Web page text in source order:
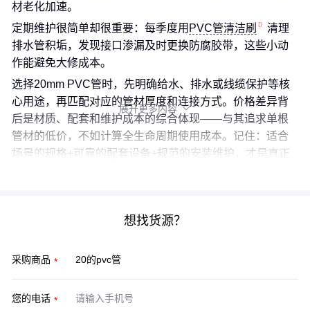
材老化加速。
定期维护很简单却很重要：每季度用 PVC管清洁刷
清理
排水管积垢，发现接口渗漏及时更换防腐胶带，这些小动
作能避免大修成本。
选择20mm PVC管时，先明确给水、排水或线缆保护等核
心用途，再匹配对应的管材厚度和连接方式。价格差异背
后是材质、配套和维护成本的综合体现——与其追求单根
管材的低价，不如计算全生命周期使用成本。记住：适合
场景的规格+可靠的配套设备+规范的安装维护，才是真正
展开更多内容 
想找货源？
采购商品
您的电话